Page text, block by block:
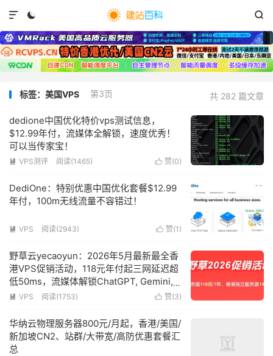
 

共 282 篇文章
标签：美国VPS 第3页
dedione中国优化特价vps测试信息，
$12.99年付，流媒体全解锁，速度优秀！
可以当传家宝！
 赞(0)
 VPS测评 阅读(1465)
DediOne：特别优惠中国优化套餐$12.99
年付，100m无线流量不容错过！
 赞(1 )
 VPS 阅读(2943)
野草云yecaoyun：2026年5月最新最全香
港VPS促销活动，118元年付起三网延迟超
低50ms，流媒体解锁ChatGPT, Gemini,
Claude, GitHub Copilot, Meta AI, Grok
 赞(3)
 VPS 阅读(1753)
华纳云物理服务器800元/月起，香港/美国/
新加坡CN2、站群/大带宽/高防优惠套餐汇
总